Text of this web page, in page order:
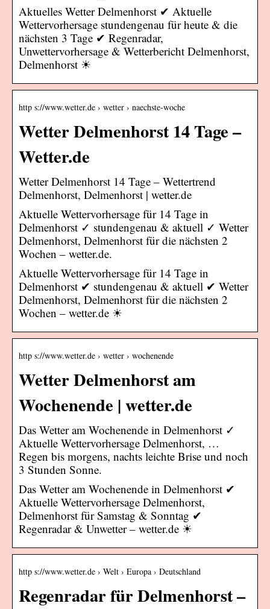
Aktuelles Wetter Delmenhorst ✔ Aktuelle
Wettervorhersage stundengenau für heute & die
nächsten 3 Tage ✔ Regenradar,
Unwettervorhersage & Wetterbericht Delmenhorst,
Delmenhorst ☀
http s://www.wetter.de › wetter › naechste-woche
Wetter Delmenhorst 14 Tage –
Wetter.de
Wetter Delmenhorst 14 Tage – Wettertrend
Delmenhorst, Delmenhorst | wetter.de
Aktuelle Wettervorhersage für 14 Tage in
Delmenhorst ✓ stundengenau & aktuell ✓ Wetter
Delmenhorst, Delmenhorst für die nächsten 2
Wochen – wetter.de.
Aktuelle Wettervorhersage für 14 Tage in
Delmenhorst ✔ stundengenau & aktuell ✔ Wetter
Delmenhorst, Delmenhorst für die nächsten 2
Wochen – wetter.de ☀
http s://www.wetter.de › wetter › wochenende
Wetter Delmenhorst am
Wochenende | wetter.de
Das Wetter am Wochenende in Delmenhorst ✓
Aktuelle Wettervorhersage Delmenhorst, …
Regen bis morgens, nachts leichte Brise und noch
3 Stunden Sonne.
Das Wetter am Wochenende in Delmenhorst ✔
Aktuelle Wettervorhersage Delmenhorst,
Delmenhorst für Samstag & Sonntag ✔
Regenradar & Unwetter – wetter.de ☀
http s://www.wetter.de › Welt › Europa › Deutschland
Regenradar für Delmenhorst –